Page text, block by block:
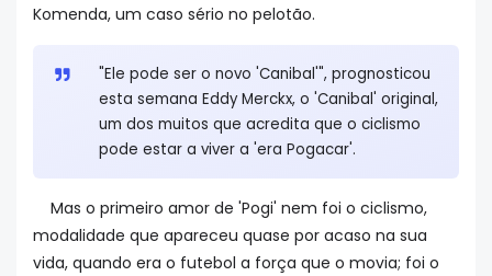
Komenda, um caso sério no pelotão.
"Ele pode ser o novo 'Canibal'", prognosticou
esta semana Eddy Merckx, o 'Canibal' original,
um dos muitos que acredita que o ciclismo
pode estar a viver a 'era Pogacar'.
Mas o primeiro amor de 'Pogi' nem foi o ciclismo,
modalidade que apareceu quase por acaso na sua
vida, quando era o futebol a força que o movia; foi o